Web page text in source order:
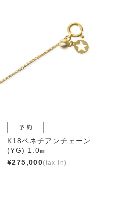
K18ベネチアンチェーン
(YG) 1.0㎜
¥275,000